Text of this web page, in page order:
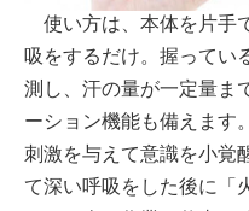
使い方は、本体を片手
吸をするだけ。握ってい
測し、汗の量が一定量ま
ーション機能も備えます
刺激を与えて意識を小覚
て深い呼吸をした後に「